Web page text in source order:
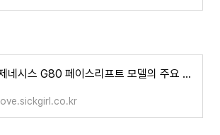
제네시스 G80 페이스리프트 모델의 주요 변화와 특징 알아보기
love.sickgirl.co.kr